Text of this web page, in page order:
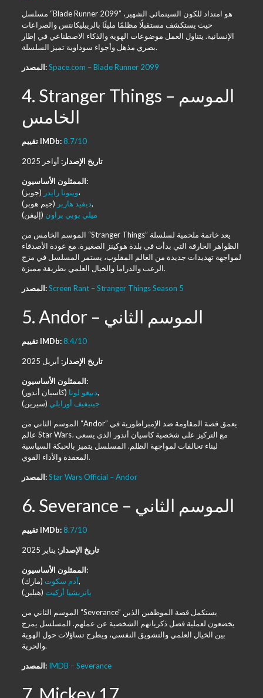
مسلسل “Blade Runner 2099” هو امتداد للكون السينمائي الشهير،
حيث يستكشف مستقبلًا مظلمًا مليئًا بالريبليكانتس والصراعات
الإنسانية. يتناول العمل موضوعات الهوية والذكاء الاصطناعي في إطار
بصري مذهل وأجواء سوداوية تميز السلسلة.
المصدر:Space.com – Blade Runner 2099
4. Stranger Things – الموسم
الخامس
تقييم IMDb:8.7/10
تاريخ الإصدار: أواخر 2025
الممثلون الأساسيون:
وينونا رايدر(جويز)،
ديفيد هاربر(جيم هوبر),
ميلي بوبي براون (إليفن)
الموسم الخامس من “Stranger Things” يعد خاتمة ملحمية لسلسلة
الظواهر الخارقة التي بدأت في بلدة هوكينز الصغيرة. مع عودة الأصدقاء
لمواجهة تهديدات جديدة من العالم المقلوب، يستمر المسلسل في مزج
الرعب والدراما والخيال العلمي بطريقة مميزة.
المصدر:Screen Rant – Stranger Things Season 5
5. Andor – الموسم الثاني
تقييم IMDb:8.4/10
تاريخ الإصدار: أبريل 2025
الممثلون الأساسيون:
دييغو لونا(كاسيان أندور),
جينيفيف أورايلي (سيرين)
الموسم الثاني من “Andor” يعمق قصة المقاومة ضد الإمبراطورية في
عالم Star Wars، مع التركيز على شخصية كاسيان أندور الذي يسعى
لبناء تحالفات لمواجهة الظلم. المسلسل يتميز بالحبكة السياسية
المعقدة والأداء القوي.
المصدر:Star Wars Official – Andor
6. Severance – الموسم الثاني
تقييم IMDb:8.7/10
تاريخ الإصدار: يناير 2025
الممثلون الأساسيون:
آدم سكوت(مارك),
باتريشيا أركيت (هيلين)
الموسم الثاني من “Severance” يستكمل قصة الموظفين الذين
يخضعون لعملية فصل ذكرياتهم الشخصية عن عملهم. المسلسل يمزج
بين الخيال العلمي والتشويق النفسي، ويطرح تساؤلات حول الهوية
والحرية.
المصدر: IMDB – Severance